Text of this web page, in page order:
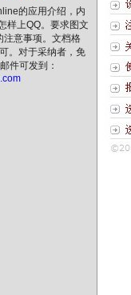
的应用介绍，内
样上QQ。要求图文
注意事项。文档格
。对于采纳者，免
件可发到：